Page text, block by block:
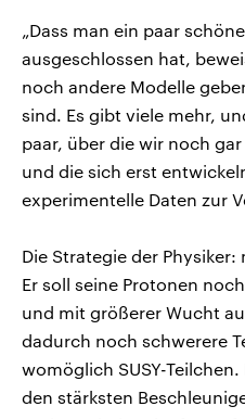
„Dass man ein paar
ausgeschlossen hat,
noch andere Modelle
sind. Es gibt viele mehr,
paar, über die wir noch
und die sich erst
experimentelle Daten zur
Die Strategie der
Er soll seine Protonen
und mit größerer Wucht
dadurch noch schwerere
womöglich SUSY-
den stärksten